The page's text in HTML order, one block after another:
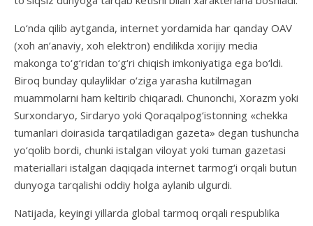
Lo‘nda qilib aytganda, internet yordamida har qanday OAV
(xoh an’anaviy, xoh elektron) endilikda xorijiy media
makonga to‘g‘ridan to‘g‘ri chiqish imkoniyatiga ega bo‘ldi.
Biroq bunday qulayliklar o‘ziga yarasha kutilmagan
muammolarni ham keltirib chiqaradi. Chunonchi, Xorazm yoki
Surxondaryo, Sirdaryo yoki Qoraqalpog‘istonning «chekka
tumanlari doirasida tarqatiladigan gazeta» degan tushuncha
yo‘qolib bordi, chunki istalgan viloyat yoki tuman gazetasi
materiallari istalgan daqiqada internet tarmog‘i orqali butun
dunyoga tarqalishi oddiy holga aylanib ulgurdi.
Natijada, keyingi yillarda global tarmoq orqali respublika